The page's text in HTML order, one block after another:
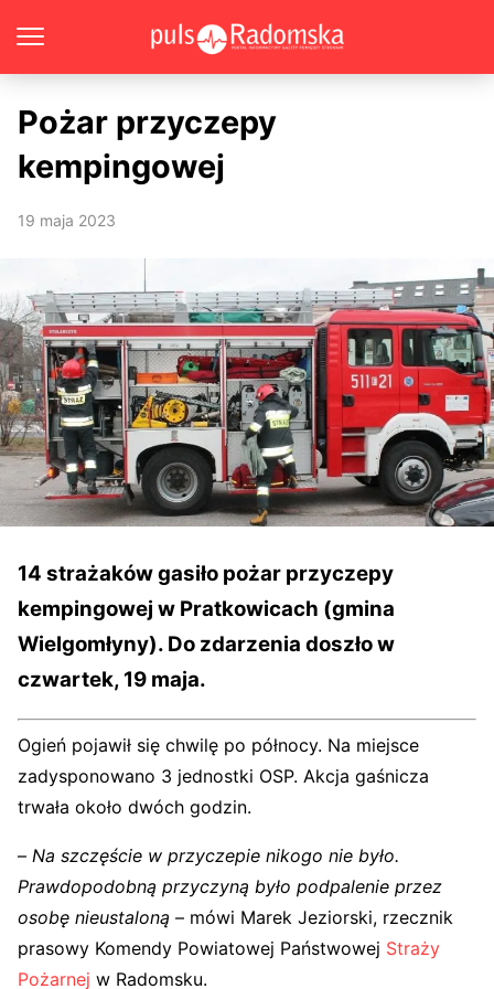
Pożar przyczepy
kempingowej
19 maja 2023
14 strażaków gasiło pożar przyczepy
kempingowej w Pratkowicach (gmina
Wielgomłyny). Do zdarzenia doszło w
czwartek, 19 maja.
Ogień pojawił się chwilę po północy. Na miejsce
zadysponowano 3 jednostki OSP. Akcja gaśnicza
trwała około dwóch godzin.
– Na szczęście w przyczepie nikogo nie było.
Prawdopodobną przyczyną było podpalenie przez
osobę nieustaloną – mówi Marek Jeziorski, rzecznik
prasowy Komendy Powiatowej Państwowej Straży
Pożarnej w Radomsku.